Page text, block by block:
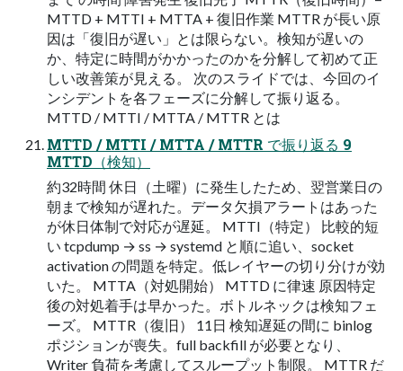
MTTD + MTTI + MTTA + 復旧作業 MTTR が長い原
因は「復旧が遅い」とは限らない。検知が遅いの
か、特定に時間がかかったのかを分解して初めて正
しい改善策が見える。 次のスライドでは、今回のイ
ンシデントを各フェーズに分解して振り返る。
MTTD / MTTI / MTTA / MTTR とは
MTTD / MTTI / MTTA / MTTR で振り返る 9
MTTD（検知）
約32時間 休日（土曜）に発生したため、翌営業日の
朝まで検知が遅れた。データ欠損アラートはあった
が休日体制で対応が遅延。 MTTI（特定） 比較的短
い tcpdump → ss → systemd と順に追い、socket
activation の問題を特定。低レイヤーの切り分けが効
いた。 MTTA（対処開始） MTTD に律速 原因特定
後の対処着手は早かった。ボトルネックは検知フェ
ーズ。 MTTR（復旧） 11日 検知遅延の間に binlog
ポジションが喪失。full backfill が必要となり、
Writer 負荷を考慮してスループット制限。 MTTR だ